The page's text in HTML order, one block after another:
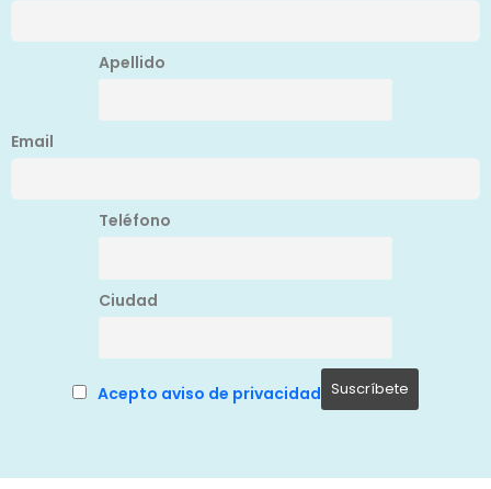
Apellido
Email
Teléfono
Ciudad
Acepto aviso de privacidad